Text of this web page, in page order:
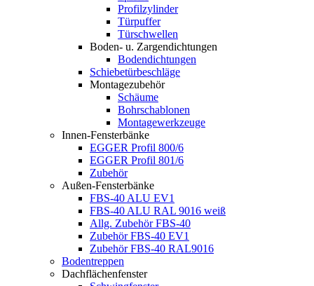
Profilzylinder
Türpuffer
Türschwellen
Boden- u. Zargendichtungen
Bodendichtungen
Schiebetürbeschläge
Montagezubehör
Schäume
Bohrschablonen
Montagewerkzeuge
Innen-Fensterbänke
EGGER Profil 800/6
EGGER Profil 801/6
Zubehör
Außen-Fensterbänke
FBS-40 ALU EV1
FBS-40 ALU RAL 9016 weiß
Allg. Zubehör FBS-40
Zubehör FBS-40 EV1
Zubehör FBS-40 RAL9016
Bodentreppen
Dachflächenfenster